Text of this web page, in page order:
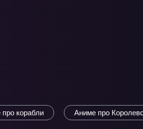
корабли Аниме про